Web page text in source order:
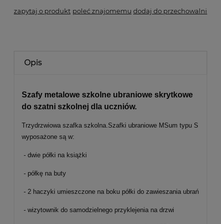
zapytaj o produkt poleć znajomemu dodaj do przechowalni
Opis
Szafy metalowe szkolne ubraniowe skrytkowe
do szatni szkolnej dla uczniów.
Trzydrzwiowa szafka szkolna.Szafki ubraniowe MSum typu S
wyposażone są w:
- dwie półki na książki
- półkę na buty
- 2 haczyki umieszczone na boku półki do zawieszania ubrań
- wizytownik do samodzielnego przyklejenia na drzwi